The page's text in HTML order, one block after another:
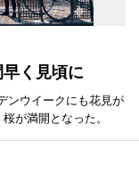
く見頃に
ンウイークにも花見が
が満開となった。